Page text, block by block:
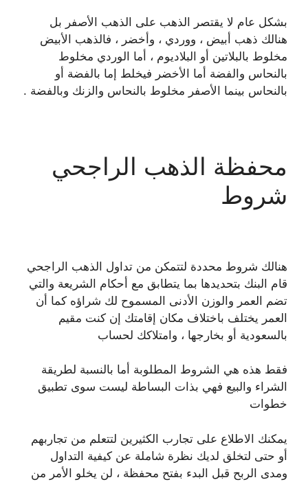
بشكل عام لا يقتصر الذهب على الذهب الأصفر بل
هنالك ذهب أبيض ، ووردي ، وأخضر ، فالذهب الأبيض
مخلوط بالبلاتين أو البلاديوم ، أما الوردي مخلوط
بالنحاس والفضة أما الأخضر فيخلط إما بالفضة أو
بالنحاس بينما الأصفر مخلوط بالنحاس والزنك وبالفضة .
محفظة الذهب الراجحي
شروط
هنالك شروط محددة لتتمكن من تداول الذهب الراجحي
قام البنك بتحديدها بما يتطابق مع أحكام الشريعة والتي
تضم العمر والوزن الأدنى المسموح لك شراؤه كما أن
العمر يختلف باختلاف مكان إقامتك إن كنت مقيم
بالسعودية أو بخارجها ، وامتلاكك لحساب
فقط هذه هي الشروط المطلوبة أما بالنسبة لطريقة
الشراء والبيع فهي بذات البساطة ليست سوى تطبيق
خطوات
يمكنك الاطلاع على تجارب الكثيرين لتتعلم من تجاربهم
أو حتى لتخلق لديك نظرة شاملة عن كيفية التداول
ومدى الربح قبل البدء بفتح محفظة ، لن يخلو الأمر من